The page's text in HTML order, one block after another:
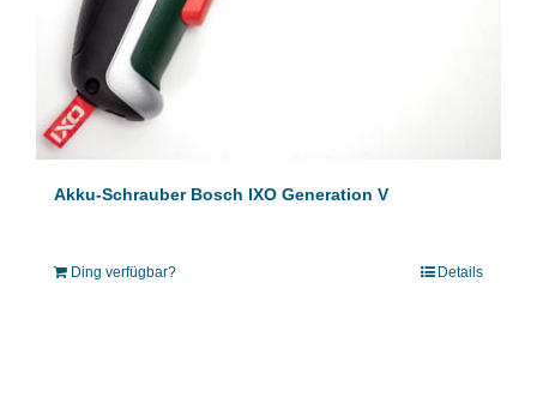
Akku-Schrauber Bosch IXO Generation V
Ding verfügbar? Details